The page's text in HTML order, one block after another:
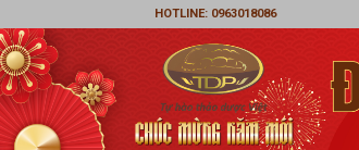
HOTLINE: 0963018086